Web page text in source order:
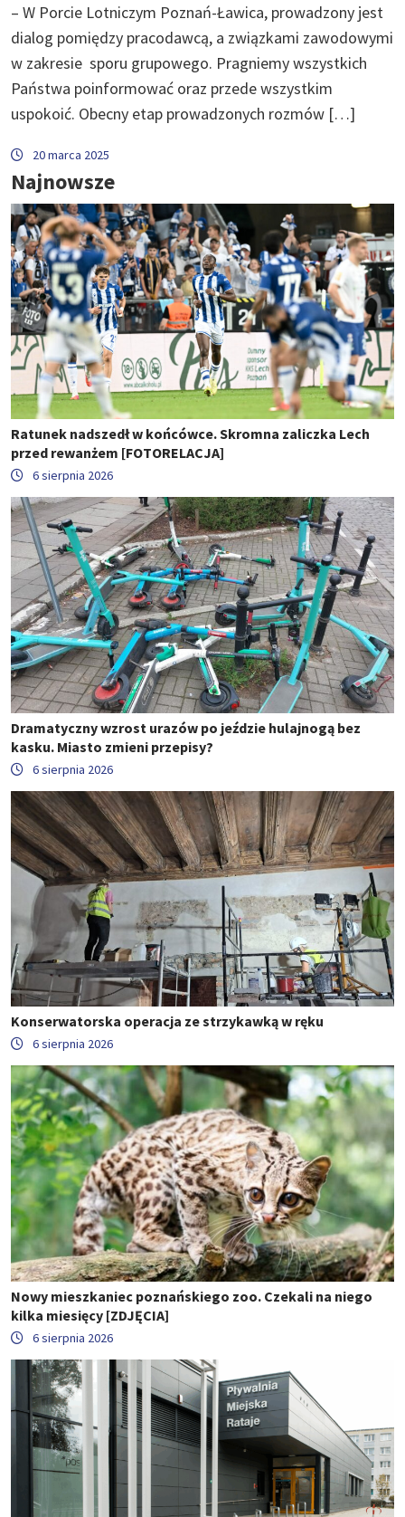
– W Porcie Lotniczym Poznań-Ławica, prowadzony jest
dialog pomiędzy pracodawcą, a związkami zawodowymi
w zakresie sporu grupowego. Pragniemy wszystkich
Państwa poinformować oraz przede wszystkim
uspokoić. Obecny etap prowadzonych rozmów […]
20 marca 2025
Najnowsze
Ratunek nadszedł w końcówce. Skromna zaliczka Lech
przed rewanżem [FOTORELACJA]
6 sierpnia 2026
Dramatyczny wzrost urazów po jeździe hulajnogą bez
kasku. Miasto zmieni przepisy?
6 sierpnia 2026
Konserwatorska operacja ze strzykawką w ręku
6 sierpnia 2026
Nowy mieszkaniec poznańskiego zoo. Czekali na niego
kilka miesięcy [ZDJĘCIA]
6 sierpnia 2026